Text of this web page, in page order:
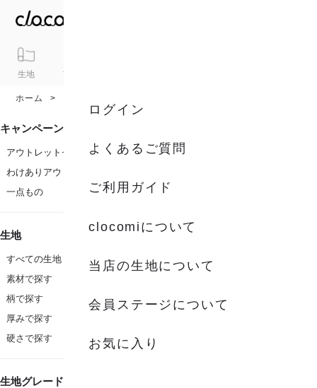
生地 アイテム
ログイン
よくあるご質問
ご利用ガイド
clocomiについて
当店の生地について
会員ステージについて
お気に入り
ホーム
キャンペーン
アウトレットセール
わけありアウトレット
一点もの
生地
すべての生地
素材で探す
柄で探す
厚みで探す
硬さで探す
生地グレード